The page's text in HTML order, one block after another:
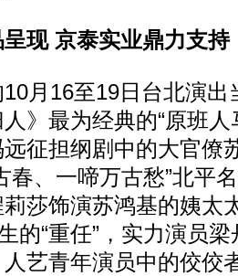
现 京泰实业鼎力支持
16至19日台北演出
》最为经典的“原班人
征担纲剧中的大官僚
春、一啼万古愁”北平
莎饰演苏鸿基的姨太
的“重任”，实力演员
艺青年演员中的佼佼